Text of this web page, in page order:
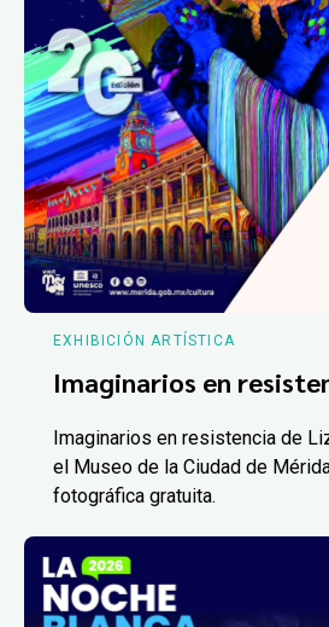
EXHIBICIÓN ARTÍSTICA
Imaginarios en
Imaginarios en resistencia de
el Museo de la Ciudad de
fotográfica gratuita.